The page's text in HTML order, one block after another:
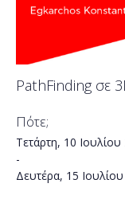
PathFinding σε
Πότε;
Τετάρτη, 10 Ιουλίου
-
Δευτέρα, 15